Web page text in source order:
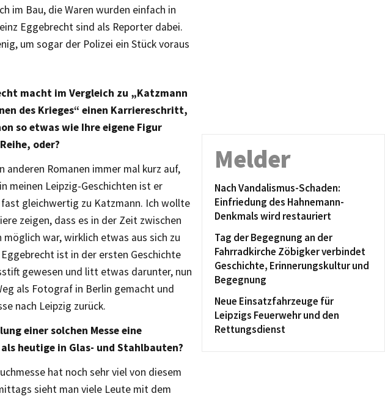
im Bau, die Waren wurden einfach in
Eggebrecht sind als Reporter dabei.
um sogar der Polizei ein Stück voraus
macht im Vergleich zu „Katzmann
des Krieges“ einen Karriereschritt,
so etwas wie Ihre eigene Figur
oder?
anderen Romanen immer mal kurz auf,
meinen Leipzig-Geschichten ist er
gleichwertig zu Katzmann. Ich wollte
zeigen, dass es in der Zeit zwischen
war, wirklich etwas aus sich zu
ist in der ersten Geschichte
gewesen und litt etwas darunter, nun
als Fotograf in Berlin gemacht und
nach Leipzig zurück.
einer solchen Messe eine
heutige in Glas- und Stahlbauten?
hat noch sehr viel von diesem
sieht man viele Leute mit dem
Melder
Nach Vandalismus-Schaden:
Einfriedung des Hahnemann-
Denkmals wird restauriert
Tag der Begegnung an der
Fahrradkirche Zöbigker verbindet
Geschichte, Erinnerungskultur und
Begegnung
Neue Einsatzfahrzeuge für
Leipzigs Feuerwehr und den
Rettungsdienst